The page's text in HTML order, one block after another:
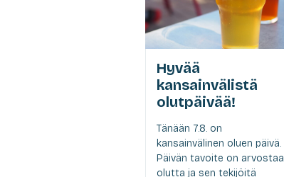
Hyvää
kansainvälistä
olutpäivää!
Tänään 7.8. on
kansainvälinen oluen päivä.
Päivän tavoite on arvostaa
olutta ja sen tekijöitä